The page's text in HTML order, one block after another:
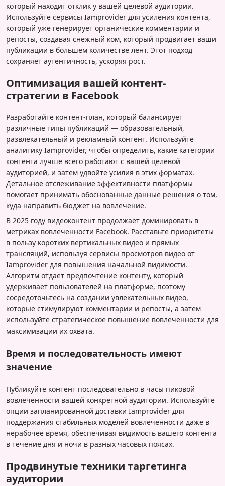
который находит отклик у вашей целевой аудитории.
Используйте сервисы Iamprovider для усиления контента,
который уже генерирует органические комментарии и
репосты, создавая снежный ком, который продвигает ваши
публикации в большем количестве лент. Этот подход
сохраняет аутентичность, ускоряя рост.
Оптимизация вашей контент-
стратегии в Facebook
Разработайте контент-план, который балансирует
различные типы публикаций — образовательный,
развлекательный и рекламный контент. Используйте
аналитику Iamprovider, чтобы определить, какие категории
контента лучше всего работают с вашей целевой
аудиторией, и затем удвойте усилия в этих форматах.
Детальное отслеживание эффективности платформы
помогает принимать обоснованные данные решения о том,
куда направить бюджет на вовлечение.
В 2025 году видеоконтент продолжает доминировать в
метриках вовлеченности Facebook. Расставьте приоритеты
в пользу коротких вертикальных видео и прямых
трансляций, используя сервисы просмотров видео от
Iamprovider для повышения начальной видимости.
Алгоритм отдает предпочтение контенту, который
удерживает пользователей на платформе, поэтому
сосредоточьтесь на создании увлекательных видео,
которые стимулируют комментарии и репосты, а затем
используйте стратегическое повышение вовлеченности для
максимизации их охвата.
Время и последовательность имеют
значение
Публикуйте контент последовательно в часы пиковой
вовлеченности вашей конкретной аудитории. Используйте
опции запланированной доставки Iamprovider для
поддержания стабильных моделей вовлеченности даже в
нерабочее время, обеспечивая видимость вашего контента
в течение дня и ночи в разных часовых поясах.
Продвинутые техники таргетинга
аудитории